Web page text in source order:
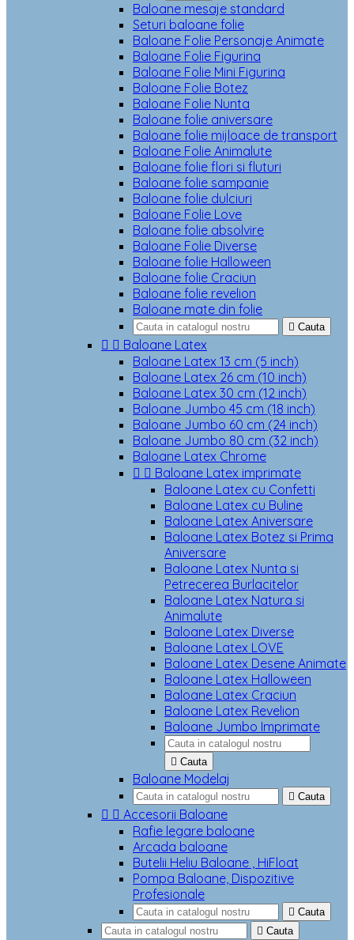
Baloane mesaje standard
Seturi baloane folie
Baloane Folie Personaje Animate
Baloane Folie Figurina
Baloane Folie Mini Figurina
Baloane Folie Botez
Baloane Folie Nunta
Baloane folie aniversare
Baloane folie mijloace de transport
Baloane Folie Animalute
Baloane folie flori si fluturi
Baloane folie sampanie
Baloane folie dulciuri
Baloane Folie Love
Baloane folie absolvire
Baloane Folie Diverse
Baloane folie Halloween
Baloane folie Craciun
Baloane folie revelion
Baloane mate din folie
 Cauta
  Baloane Latex
Baloane Latex 13 cm (5 inch)
Baloane Latex 26 cm (10 inch)
Baloane Latex 30 cm (12 inch)
Baloane Jumbo 45 cm (18 inch)
Baloane Jumbo 60 cm (24 inch)
Baloane Jumbo 80 cm (32 inch)
Baloane Latex Chrome
  Baloane Latex imprimate
Baloane Latex cu Confetti
Baloane Latex cu Buline
Baloane Latex Aniversare
Baloane Latex Botez si Prima
Aniversare
Baloane Latex Nunta si
Petrecerea Burlacitelor
Baloane Latex Natura si
Animalute
Baloane Latex Diverse
Baloane Latex LOVE
Baloane Latex Desene Animate
Baloane Latex Halloween
Baloane Latex Craciun
Baloane Latex Revelion
Baloane Jumbo Imprimate
 Cauta
Baloane Modelaj
 Cauta
  Accesorii Baloane
Rafie legare baloane
Arcada baloane
Butelii Heliu Baloane , HiFloat
Pompa Baloane, Dispozitive
Profesionale
 Cauta
 Cauta